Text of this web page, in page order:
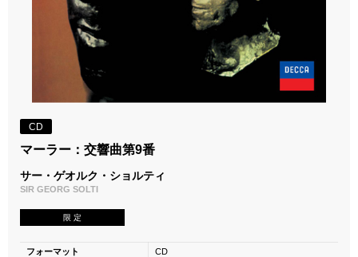
CD
マーラー：交響曲第9番
サー・ゲオルク・ショルティ
SIR GEORG SOLTI
限 定
フォーマット
CD